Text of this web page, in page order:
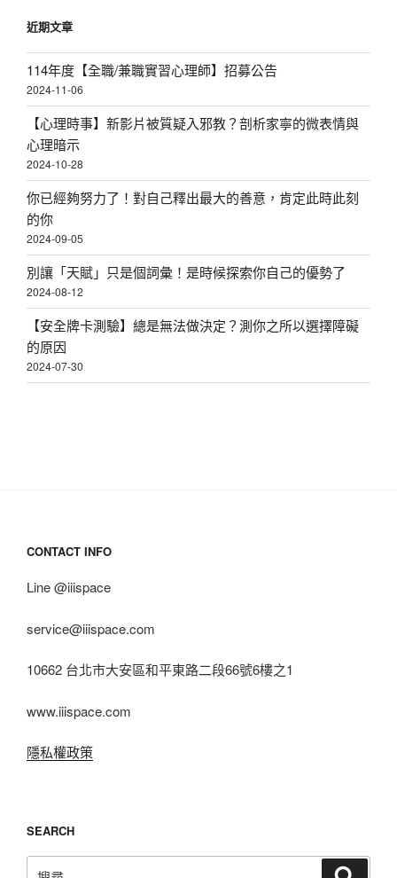
近期文章
114年度【全職/兼職實習心理師】招募公告
2024-11-06
【心理時事】新影片被質疑入邪教？剖析家寧的微表情與
心理暗示
2024-10-28
你已經夠努力了！對自己釋出最大的善意，肯定此時此刻
的你
2024-09-05
別讓「天賦」只是個詞彙！是時候探索你自己的優勢了
2024-08-12
【安全牌卡測驗】總是無法做決定？測你之所以選擇障礙
的原因
2024-07-30
CONTACT INFO
Line @iiispace
service@iiispace.com
10662 台北市大安區和平東路二段66號6樓之1
www.iiispace.com
隱私權政策
SEARCH